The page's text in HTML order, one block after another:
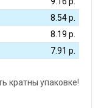
8.54р.
8.19 р.
7.91 р.
кратны упаковке!